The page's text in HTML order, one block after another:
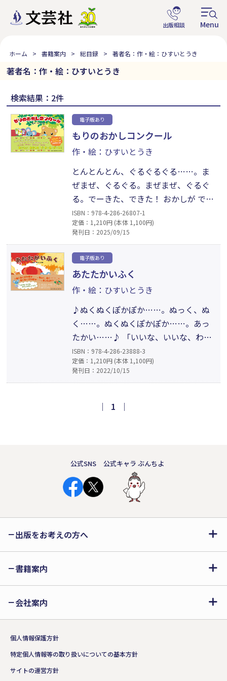
ホーム 書籍案内 総目録 著者名：作・絵：ひすいとうき
著者名：作・絵：ひすいとうき
検索結果：2件
電子版あり
もりのおかしコンクール
作・絵：ひすいとうき
とんとんとん、ぐるぐるぐる……。ま
ぜまぜ、ぐるぐる。まぜまぜ、ぐるぐ
る。でーきた、できた！ おかしが でき
た。おいしい おかしの で・き・あ・
が・り！ どきどき、わくわくが とまら
ない!! ケーキにクッキー、アイスにド
ーナツ。どのおかしも おいしそう！ え
がおいっぱい!! しあわせいっぱい!!! で
も、一番心に残ったのは……。笑顔あ
ふれるおいしい絵本。
ISBN：978-4-286-26807-1
定価：1,210円 (本体 1,100円)
発刊日：2025/09/15
電子版あり
あたたかいふく
作・絵：ひすいとうき
♪ぬくぬくぽかぽか……。ぬっく、ぬ
く……。ぬくぬくぽかぽか……。あっ
たかい……♪ 「いいな、いいな、わた
しもほしいな！」ねずみちゃんは、み
のむしさんみたいな服がほしくなり、
落ち葉を集めて素敵なお洋服を作った
つたちが次々と……。手作りするって
ISBN：978-4-286-23888-3
定価：1,210円 (本体 1,100円)
発刊日：2022/10/15
｜ 1 ｜
公式SNS 公式キャラ ぶんちよ
出版をお考えの方へ
書籍案内
会社案内
個人情報保護方針
特定個人情報等の取り扱いについての基本方針
サイトの運営方針